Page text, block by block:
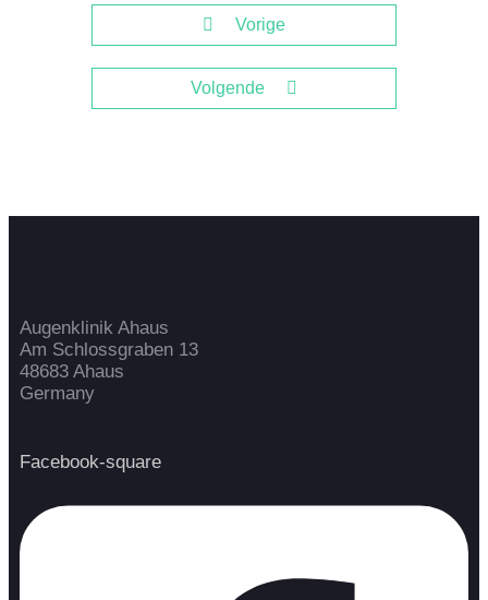
Vorige
Volgende
Augenklinik Ahaus
Am Schlossgraben 13
48683 Ahaus
Germany
Facebook-square